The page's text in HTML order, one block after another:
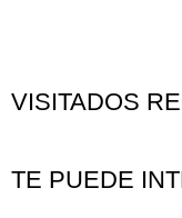
VISITADOS
TE PUEDE